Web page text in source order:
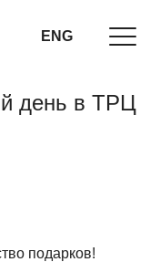
ENG
день в ТРЦ
подарков!